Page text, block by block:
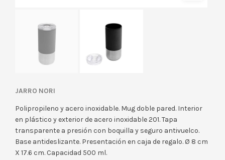
JARRO NORI
Polipropileno y acero inoxidable. Mug doble pared. Interior
en plástico y exterior de acero inoxidable 201. Tapa
transparente a presión con boquilla y seguro antivuelco.
Base antideslizante. Presentación en caja de regalo. Ø 8 cm
X 17.6 cm. Capacidad 500 ml.